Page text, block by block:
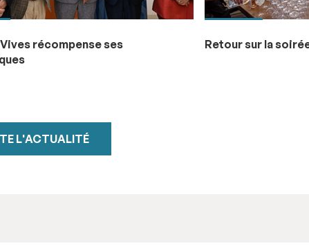
Vives récompense ses
Retour sur la
L'ACTUALITÉ